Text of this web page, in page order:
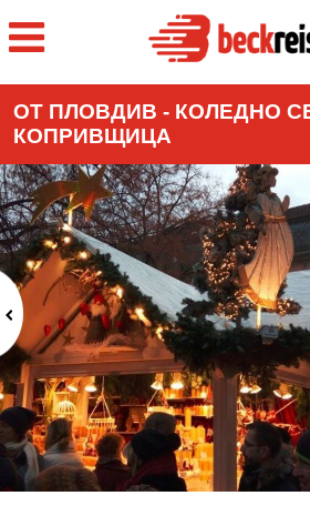
ОТ ПЛОВДИВ - КОЛЕДНО
КОПРИВЩИЦА